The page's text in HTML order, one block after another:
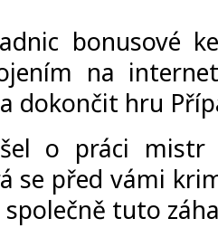
bonusové
na
dokončit hru
o práci
se před vámi
tuto